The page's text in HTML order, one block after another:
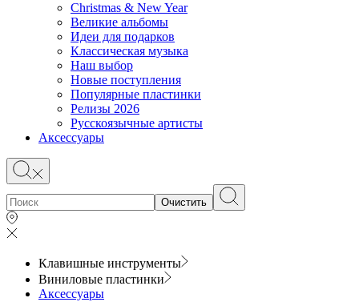
Christmas & New Year
Великие альбомы
Идеи для подарков
Классическая музыка
Наш выбор
Новые поступления
Популярные пластинки
Релизы 2026
Русскоязычные артисты
Аксессуары
Очистить
Клавишные инструменты
Виниловые пластинки
Аксессуары